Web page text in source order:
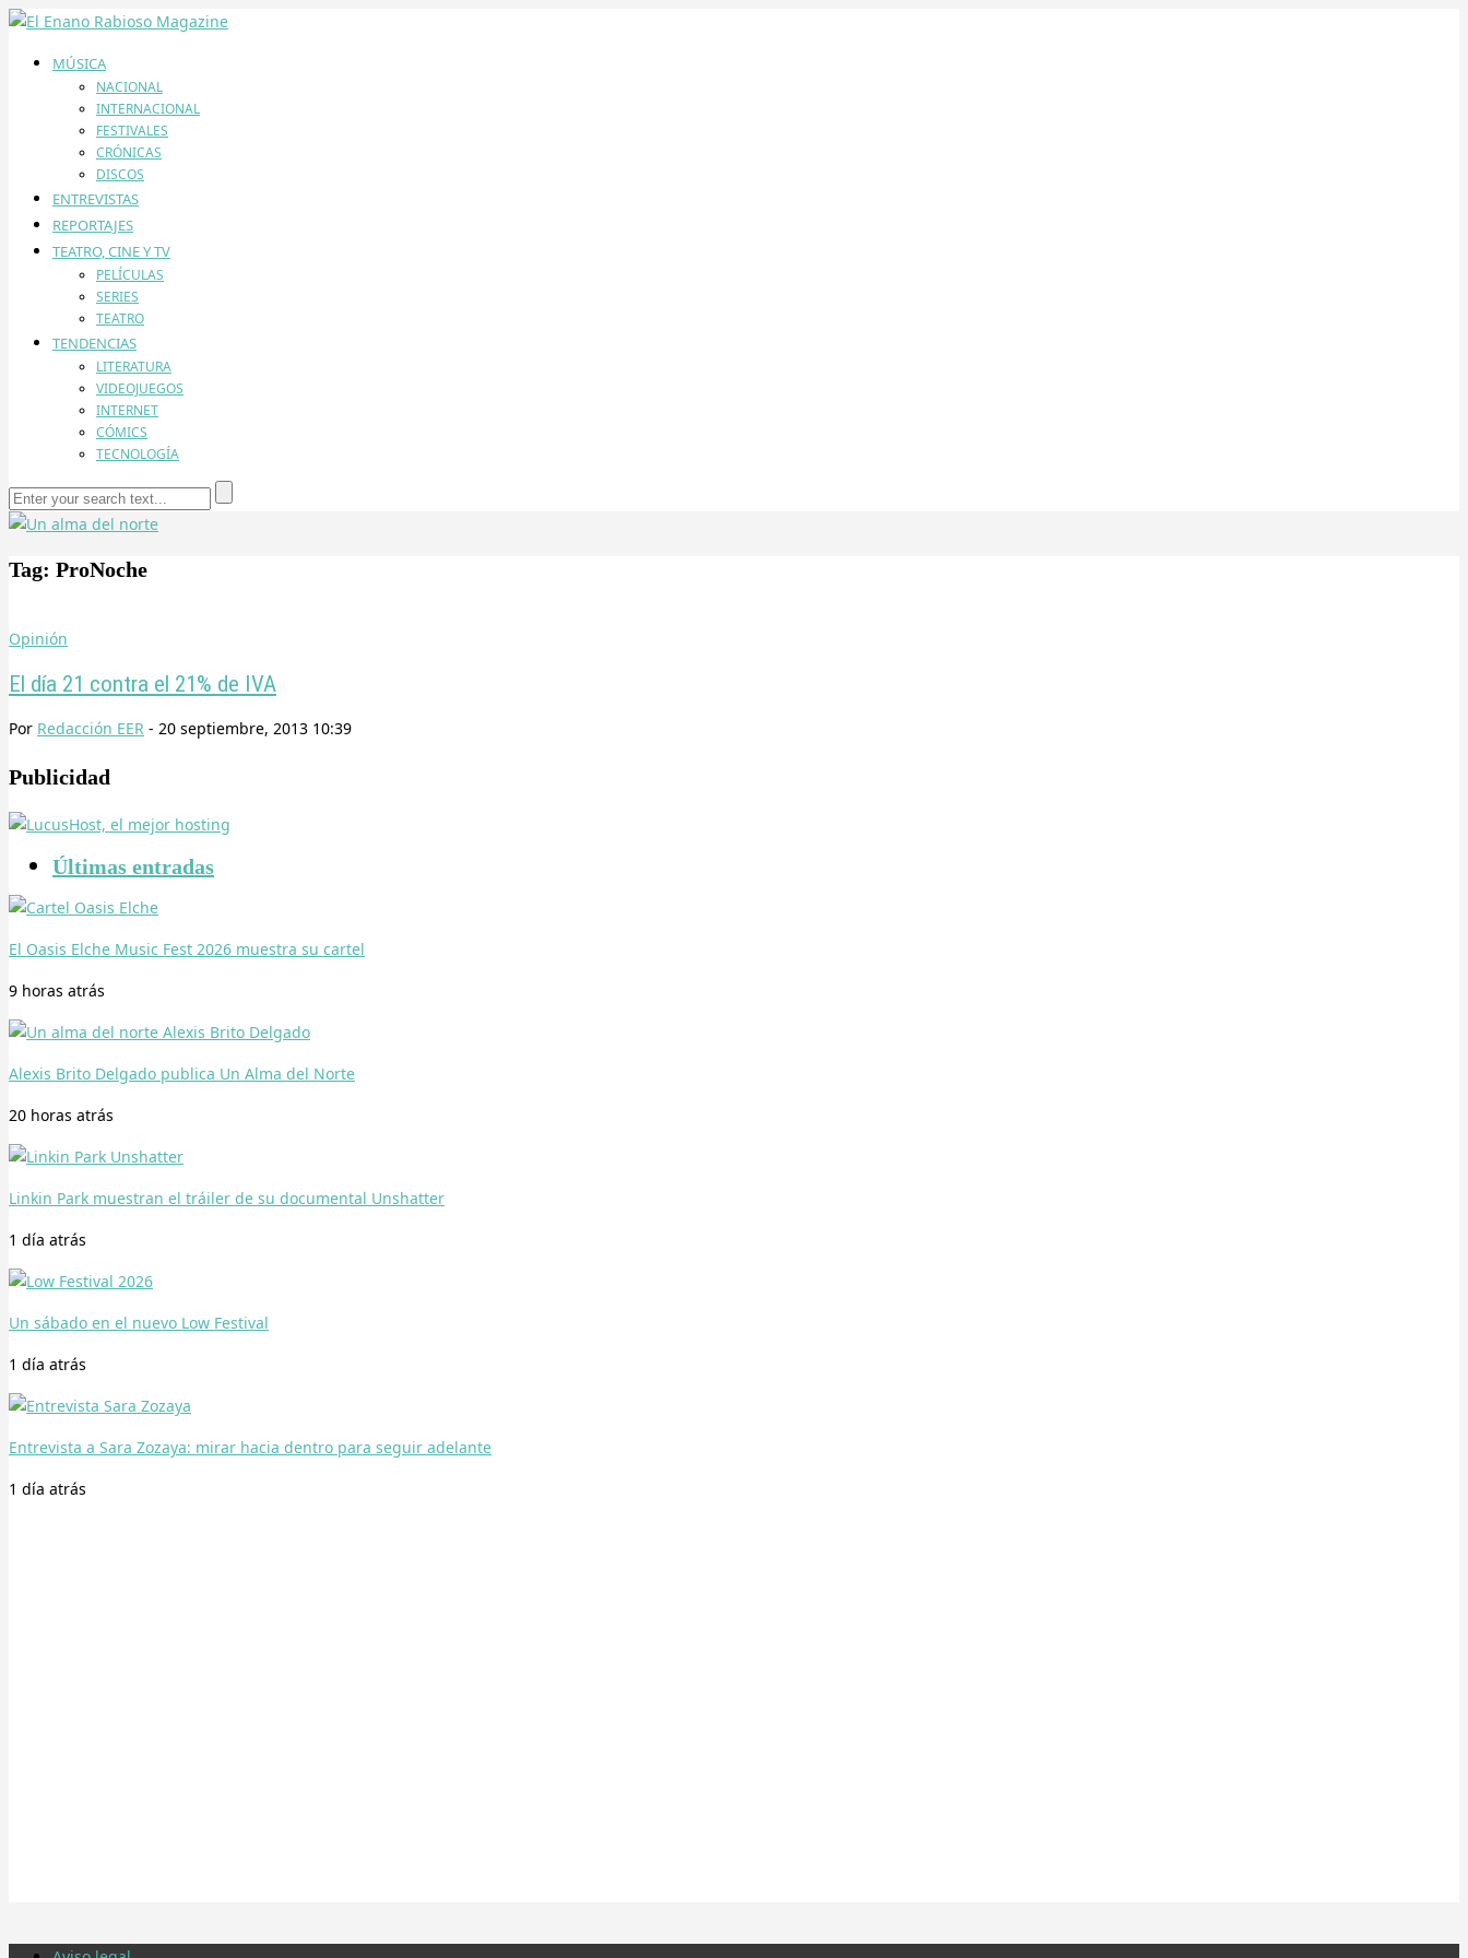
MÚSICA
NACIONAL
INTERNACIONAL
FESTIVALES
CRÓNICAS
DISCOS
ENTREVISTAS
REPORTAJES
TEATRO, CINE Y TV
PELÍCULAS
SERIES
TEATRO
TENDENCIAS
LITERATURA
VIDEOJUEGOS
INTERNET
CÓMICS
TECNOLOGÍA
Tag: ProNoche
Opinión
El día 21 contra el 21% de IVA
Por Redacción EER - 20 septiembre, 2013 10:39
Publicidad
Últimas entradas
El Oasis Elche Music Fest 2026 muestra su cartel
9 horas atrás
Alexis Brito Delgado publica Un Alma del Norte
20 horas atrás
Linkin Park muestran el tráiler de su documental Unshatter
1 día atrás
Un sábado en el nuevo Low Festival
1 día atrás
Entrevista a Sara Zozaya: mirar hacia dentro para seguir adelante
1 día atrás